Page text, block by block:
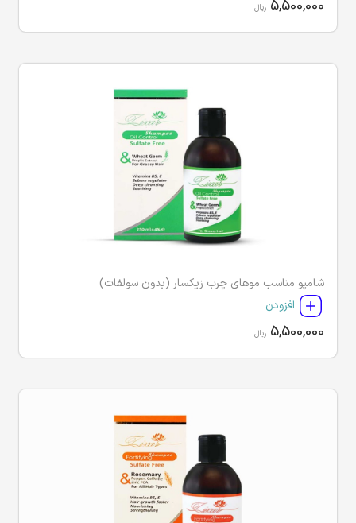
5,500,000 ریال
شامپو مناسب موهای چرب زیکسار (بدون سولفات)
افزودن
5,500,000 ریال